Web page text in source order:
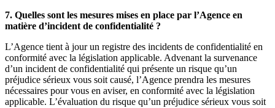
7. Quelles sont les mesures mises en place par l’Agence en
matière d’incident de confidentialité ?
L’Agence tient à jour un registre des incidents de confidentialité en
conformité avec la législation applicable. Advenant la survenance
d’un incident de confidentialité qui présente un risque qu’un
préjudice sérieux vous soit causé, l’Agence prendra les mesures
nécessaires pour vous en aviser, en conformité avec la législation
applicable. L’évaluation du risque qu’un préjudice sérieux vous soit